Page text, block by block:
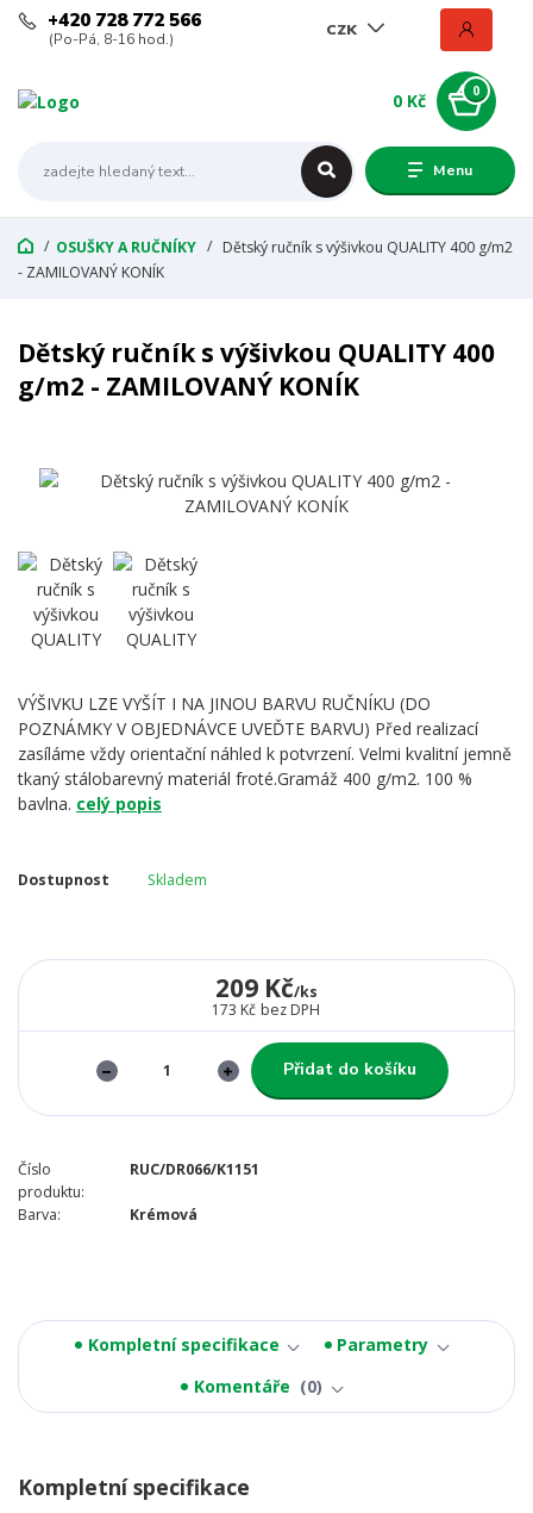
Menu
CZK
+420 728 772 566
(Po-Pá, 8-16 hod.)
0
0 Kč
OSUŠKY A RUČNÍKY
Dětský ručník s výšivkou QUALITY 400 g/m2
- ZAMILOVANÝ KONÍK
Dětský ručník s výšivkou QUALITY 400
g/m2 - ZAMILOVANÝ KONÍK
VÝŠIVKU LZE VYŠÍT I NA JINOU BARVU RUČNÍKU (DO
POZNÁMKY V OBJEDNÁVCE UVEĎTE BARVU) Před realizací
zasíláme vždy orientační náhled k potvrzení. Velmi kvalitní jemně
tkaný stálobarevný materiál froté.Gramáž 400 g/m2. 100 %
bavlna. celý popis
Dostupnost Skladem
209 Kč/ks
173 Kč bez DPH
Přidat do košíku
Číslo
produktu:
RUC/DR066/K1151
Barva: Krémová
Kompletní specifikace
Parametry
Komentáře
0
Kompletní specifikace